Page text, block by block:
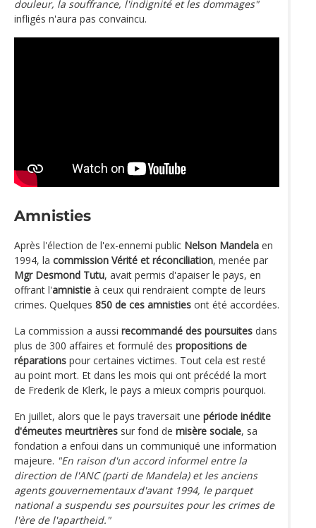
douleur, la souffrance, l'indignité et les dommages"
infligés n'aura pas convaincu.
Amnisties
Après l'élection de l'ex-ennemi public Nelson Mandela en
1994, la commission Vérité et réconciliation, menée par
Mgr Desmond Tutu, avait permis d'apaiser le pays, en
offrant l'amnistie à ceux qui rendraient compte de leurs
crimes. Quelques 850 de ces amnisties ont été accordées.
La commission a aussi recommandé des poursuites dans
plus de 300 affaires et formulé des propositions de
réparations pour certaines victimes. Tout cela est resté
au point mort. Et dans les mois qui ont précédé la mort
de Frederik de Klerk, le pays a mieux compris pourquoi.
En juillet, alors que le pays traversait une période inédite
d'émeutes meurtrières sur fond de misère sociale, sa
fondation a enfoui dans un communiqué une information
majeure. "En raison d'un accord informel entre la
direction de l'ANC (parti de Mandela) et les anciens
agents gouvernementaux d'avant 1994, le parquet
national a suspendu ses poursuites pour les crimes de
l'ère de l'apartheid."